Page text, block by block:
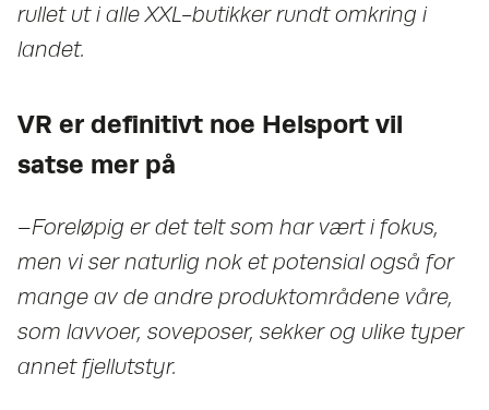
rullet ut i alle XXL-butikker rundt omkring i
landet.
VR er definitivt noe Helsport vil
satse mer på
–Foreløpig er det telt som har vært i fokus,
men vi ser naturlig nok et potensial også for
mange av de andre produktområdene våre,
som lavvoer, soveposer, sekker og ulike typer
annet fjellutstyr.